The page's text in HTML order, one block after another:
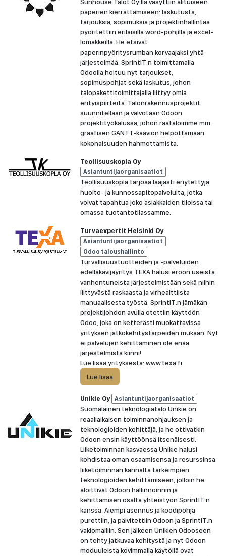
paperien kierrättämiseen: laskutusta,
tarjouksia, sopimuksia ja projektinhallintaa
pyöritettiin erilaisilla word-pohjilla ja excel-
lomakkeilla. He etsivät
paperinpyöritysrumban korvaajaksi yhtä
järjestelmää. SprintIT:n toimittamalla
Odoolla hoituu nyt tarjoukset,
sopimuspohjat sekä laskutus, johon
talopakettitoimittajalla liittyy omia
erityispiirteitä. Talonrakennusprojektit
suunnitellaan ja valvotaan Odoon
projektityökalussa, johon räätälöimme mm.
graafisen GANTT-kaavion helpottamaan
kokonaisuuden hahmottamista.
Teollisuuskopla Oy
Asiantuntijaorganisaatiot
Teollisuuskopla tarjoaa laajasti eriytettyjä
huolto- ja kunnossapitopalveluita, jotka
voivat tapahtua joko asiakkaiden tiloissa tai
omassa tuotantotilassamme.
Turvaexpertit Helsinki Oy
Asiantuntijaorganisaatiot
Odoo taloushallinto
Turvallisuustuotteiden ja -palveluiden
edelläkävijäyritys TEXA halusi eroon useista
vanhentuneista järjestelmistään sekä niihin
liittyvästä raskaasta ja virhealttiista
manuaalisesta työstä. SprintIT:n jämäkän
projektijohdon avulla otettiin käyttöön
Odoo, joka on ketterästi muokattavissa
yrityksen jatkokehitystarpeiden mukaan. Nyt
ei palvelujen kehittäminen ole enää
järjestelmistä kiinni!
Lue lisää yrityksestä: www.texa.fi
Lue lisää
Unikie Oy Asiantuntijaorganisaatiot
Suomalainen teknologiatalo Unikie on
reaaliaikaisen toiminnanohjauksen ja
teknologioiden kehittäjä, ja he ottivatkin
Odoon ensin käyttöönsä itsenäisesti.
Liiketoiminnan kasvaessa Unikie halusi
kohdistaa oman osaamisensa ja resurssinsa
liiketoiminnan kannalta tärkeimpien
teknologioiden kehittämiseen, jolloin he
aloittivat Odoon hallinnoinnin ja
kehittämisen osalta yhteistyön SprintIT:n
kanssa. Aiempi asennus ja koodipohja
purettiin, ja päivitettiin Odoon ja SprintIT:n
vakiomalliin. Sen jälkeen Unikien Odooseen
on tehty jatkuvaa kehitystä ja nyt Odoon
moduuleista kovimmalla käytöllä ovat